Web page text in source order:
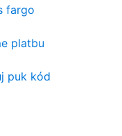
fargo
platbu
puk kód